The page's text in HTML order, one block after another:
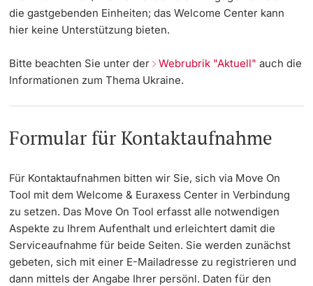
die gastgebenden Einheiten; das Welcome Center kann
hier keine Unterstützung bieten.
Bitte beachten Sie unter der Webrubrik "Aktuell" auch die
Informationen zum Thema Ukraine.
Formular für Kontaktaufnahme
Für Kontaktaufnahmen bitten wir Sie, sich via Move On
Tool mit dem Welcome & Euraxess Center in Verbindung
zu setzen. Das Move On Tool erfasst alle notwendigen
Aspekte zu Ihrem Aufenthalt und erleichtert damit die
Serviceaufnahme für beide Seiten. Sie werden zunächst
gebeten, sich mit einer E-Mailadresse zu registrieren und
dann mittels der Angabe Ihrer persönl. Daten für den